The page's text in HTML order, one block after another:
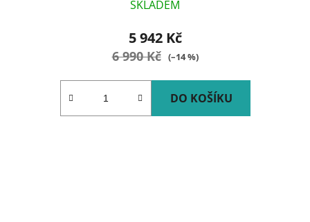
SKLADEM
5 942 Kč
6 990 Kč (–14 %)
DO KOŠÍKU